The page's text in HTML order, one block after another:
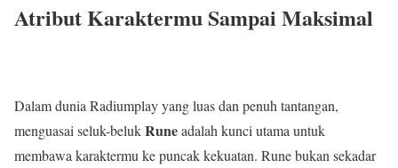
Atribut Karaktermu Sampai Maksimal
Dalam dunia Radiumplay yang luas dan penuh tantangan,
menguasai seluk-belukRuneadalah kunci utama untuk
membawa karaktermu ke puncak kekuatan. Rune bukan sekadar